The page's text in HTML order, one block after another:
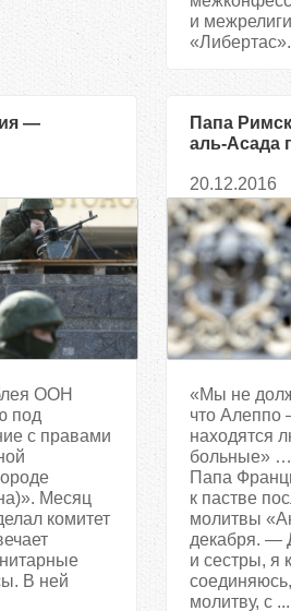
и
—
ООН
под
с правами
Месяц
комитет
В ней
Папа
аль-Асада
20.12.2016
«Мы не
что Алеппо
находятся
больные»
Папа
к пастве
молитвы
декабря. —
и сестры, я
молитву, с ...